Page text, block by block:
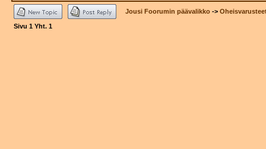
Jousi Foorumin päävalikko ->
Sivu 1 Yht. 1